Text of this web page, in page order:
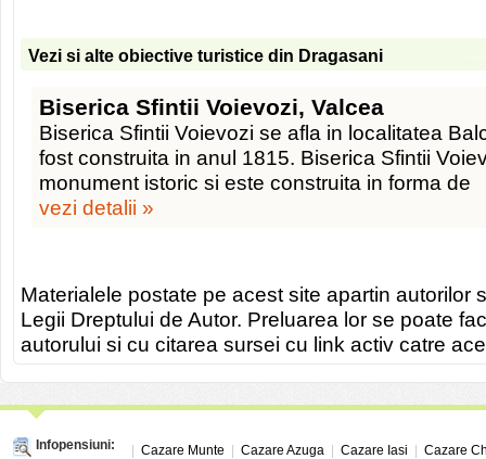
Vezi si alte obiective turistice din Dragasani
Biserica Sfintii Voievozi, Valcea
Biserica Sfintii Voievozi se afla in localitatea
fost construita in anul 1815. Biserica Sfintii
monument istoric si este construita in forma de
vezi detalii »
Materialele postate pe acest site apartin autorilor
Legii Dreptului de Autor. Preluarea lor se poate
autorului si cu citarea sursei cu link activ catre
Infopensiuni: Cazare Munte Cazare Azuga Cazare Iasi
Cazare